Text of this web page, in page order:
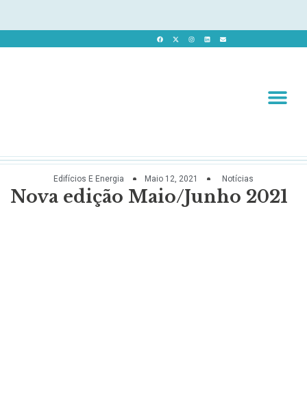
Edifícios E Energia Maio 12, 2021 Notícias
Nova edição Maio/Junho 2021